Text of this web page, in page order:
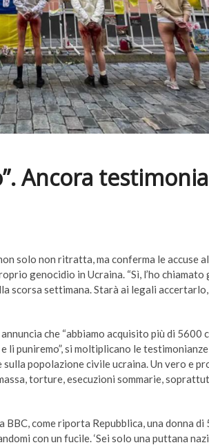
Ancora
solo non ritratta, ma conferma le accuse
genocidio in Ucraina. “Sì, l’ho chiamato
scorsa settimana. Starà ai legali accertarlo,
che “abbiamo acquisito più di 5600
puniremo”, si moltiplicano le testimonianze
popolazione civile ucraina. Un vero e
torture, esecuzioni sommarie,
come riporta Repubblica, una donna di
con un fucile. ‘Sei solo una puttana